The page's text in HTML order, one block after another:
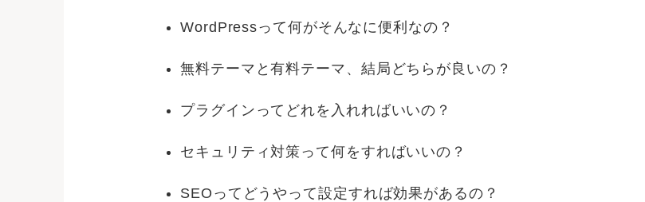
WordPressって何がそんなに便利なの？
無料テーマと有料テーマ、結局どちらが良いの？
プラグインってどれを入れればいいの？
セキュリティ対策って何をすればいいの？
SEOってどうやって設定すれば効果があるの？